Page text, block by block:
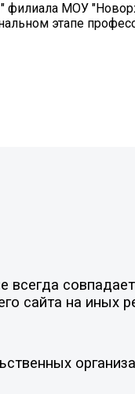
филиала МОУ
этапе
сайта на иных